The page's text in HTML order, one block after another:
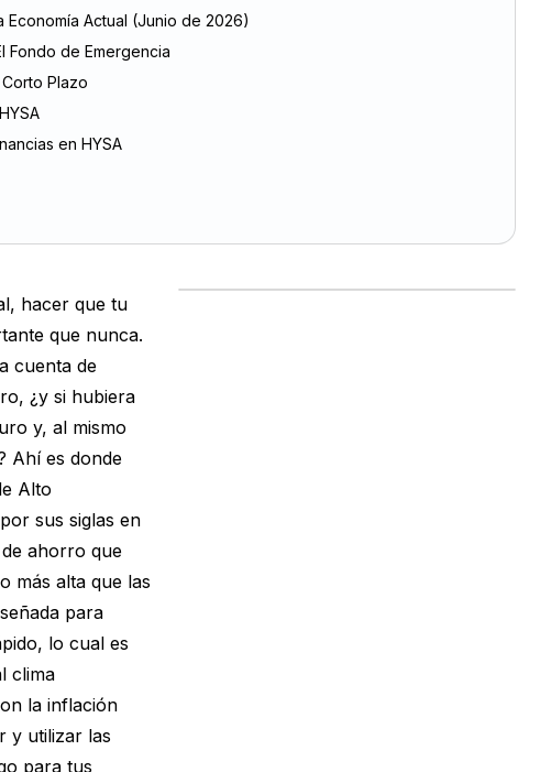
Economía Actual (Junio de 2026)
Fondo de Emergencia
Plazo
en HYSA
hacer que tu
que nunca.
cuenta de
¿y si hubiera
y, al mismo
Ahí es donde
Alto
sus siglas en
ahorro que
más alta que las
para
lo cual es
clima
la inflación
y utilizar las
para tus